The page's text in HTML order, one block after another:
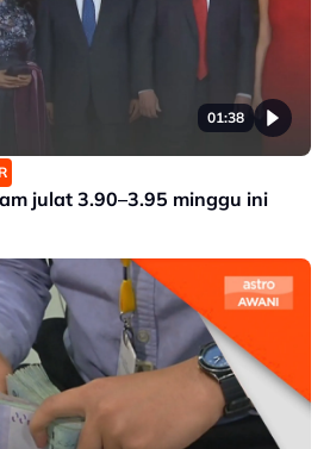
01:38
julat 3.90–3.95 minggu ini